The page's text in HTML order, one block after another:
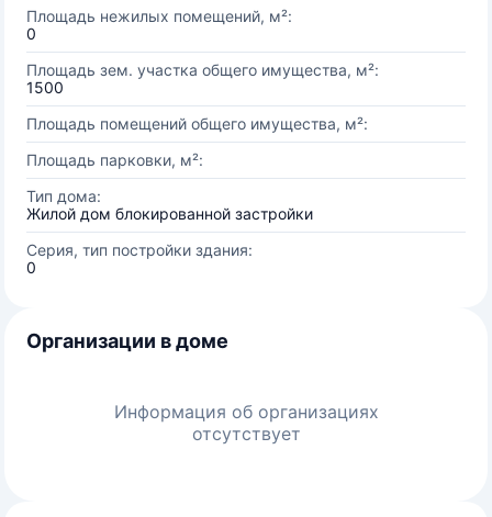
Площадь нежилых помещений, м²:
0
Площадь зем. участка общего имущества, м²:
1500
Площадь помещений общего имущества, м²:
Площадь парковки, м²:
Тип дома:
Жилой дом блокированной застройки
Серия, тип постройки здания:
0
Организации в доме
Информация об организациях
отсутствует